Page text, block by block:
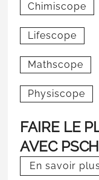
Chimiscope
Lifescope
Mathscope
Physiscope
FAIRE LE
AVEC
En savoir plus